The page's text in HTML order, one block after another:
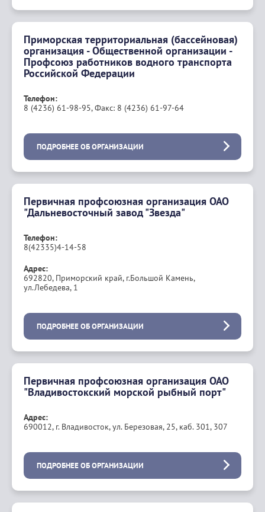
Приморская территориальная (бассейновая)
организация - Общественной организации -
Профсоюз работников водного транспорта
Российской Федерации
Телефон:
8 (4236) 61-98-95, Факс: 8 (4236) 61-97-64
ПОДРОБНЕЕ ОБ ОРГАНИЗАЦИИ
Первичная профсоюзная организация ОАО
"Дальневосточный завод "Звезда"
Телефон:
8(42335)4-14-58
Адрес:
692820, Приморский край, г.Большой Камень,
ул.Лебедева, 1
ПОДРОБНЕЕ ОБ ОРГАНИЗАЦИИ
Первичная профсоюзная организация ОАО
"Владивостокский морской рыбный порт"
Адрес:
690012, г. Владивосток, ул. Березовая, 25, каб. 301, 307
ПОДРОБНЕЕ ОБ ОРГАНИЗАЦИИ